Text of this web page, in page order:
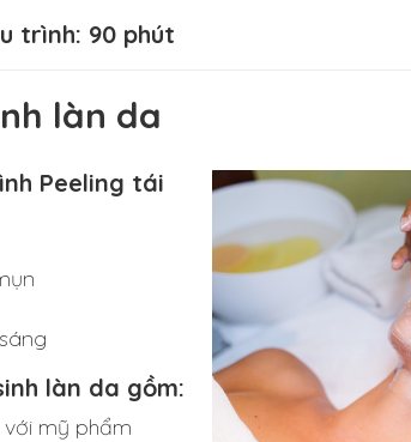
trình: 90 phút
làn da
Peeling tái
làn da gồm:
mỹ phẩm